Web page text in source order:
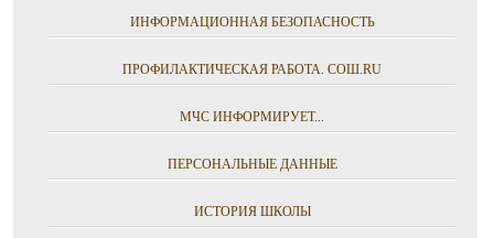
ИНФОРМАЦИОННАЯ БЕЗОПАСНОСТЬ
ПРОФИЛАКТИЧЕСКАЯ РАБОТА. СОШ.RU
МЧС ИНФОРМИРУЕТ...
ПЕРСОНАЛЬНЫЕ ДАННЫЕ
ИСТОРИЯ ШКОЛЫ